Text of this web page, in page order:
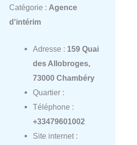
Catégorie : Agence
d'intérim
Adresse : 159 Quai
des Allobroges,
73000 Chambéry
Quartier :
Téléphone :
+33479601002
Site internet :